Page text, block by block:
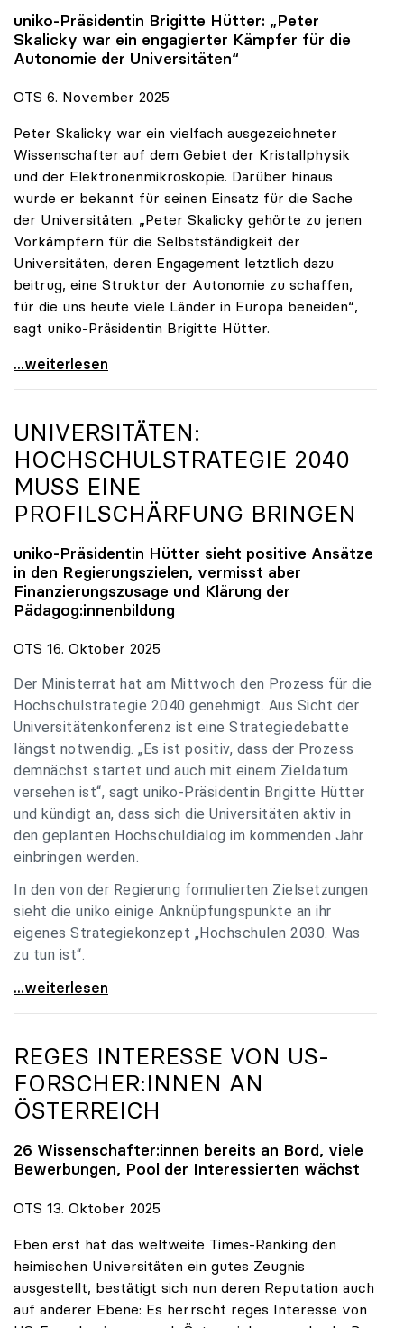
uniko-Präsidentin Brigitte Hütter: „Peter
Skalicky war ein engagierter Kämpfer für die
Autonomie der Universitäten“
OTS 6. November 2025
Peter Skalicky war ein vielfach ausgezeichneter
Wissenschafter auf dem Gebiet der Kristallphysik
und der Elektronenmikroskopie. Darüber hinaus
wurde er bekannt für seinen Einsatz für die Sache
der Universitäten. „Peter Skalicky gehörte zu jenen
Vorkämpfern für die Selbstständigkeit der
Universitäten, deren Engagement letztlich dazu
beitrug, eine Struktur der Autonomie zu schaffen,
für die uns heute viele Länder in Europa beneiden“,
sagt uniko-Präsidentin Brigitte Hütter.
uniko trauert um ehemaligen Präsidenten Peter
...weiterlesen
UNIVERSITÄTEN:
HOCHSCHULSTRATEGIE 2040
MUSS EINE
PROFILSCHÄRFUNG BRINGEN
uniko-Präsidentin Hütter sieht positive Ansätze
in den Regierungszielen, vermisst aber
Finanzierungszusage und Klärung der
Pädagog:innenbildung
OTS 16. Oktober 2025
Der Ministerrat hat am Mittwoch den Prozess für die
Hochschulstrategie 2040 genehmigt. Aus Sicht der
Universitätenkonferenz ist eine Strategiedebatte
längst notwendig. „Es ist positiv, dass der Prozess
demnächst startet und auch mit einem Zieldatum
versehen ist“, sagt uniko-Präsidentin Brigitte Hütter
und kündigt an, dass sich die Universitäten aktiv in
den geplanten Hochschuldialog im kommenden Jahr
einbringen werden.
In den von der Regierung formulierten Zielsetzungen
sieht die uniko einige Anknüpfungspunkte an ihr
eigenes Strategiekonzept „Hochschulen 2030. Was
zu tun ist“.
Universitäten: Hochschulstrategie 2040 muss eine
...weiterlesen
REGES INTERESSE VON US-
FORSCHER:INNEN AN
ÖSTERREICH
26 Wissenschafter:innen bereits an Bord, viele
Bewerbungen, Pool der Interessierten wächst
OTS 13. Oktober 2025
Eben erst hat das weltweite Times-Ranking den
heimischen Universitäten ein gutes Zeugnis
ausgestellt, bestätigt sich nun deren Reputation auch
auf anderer Ebene: Es herrscht reges Interesse von